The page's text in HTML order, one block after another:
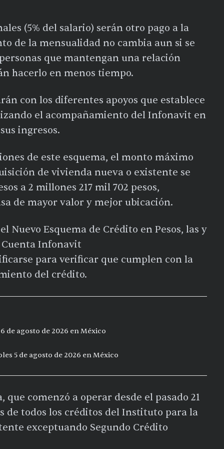
(5% del salario) serán otro pago a la
de la mensualidad no cambia aun si se
que mantengan una relación
hacerlo en menos tiempo.
con los diferentes apoyos que establece
el acompañamiento del Infonavit en
ingresos.
de este esquema, el monto máximo
de vivienda nueva o existente se
a 2 millones 217 mil 702 pesos,
de mayor valor y mejor ubicación.
Esquema de Crédito en Pesos, las y
Infonavit
para verificar que cumplen con la
del crédito.
de agosto de 2026 en México
5 de agosto de 2026 en México
comenzó a operar desde el pasado 21
de todos los créditos del Instituto para la
exceptuando Segundo Crédito